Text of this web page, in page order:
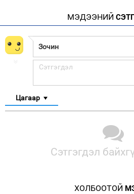
МЭДЭЭНИЙ
Цагаар
Сэтгэгдэл
ХОЛБООТОЙ